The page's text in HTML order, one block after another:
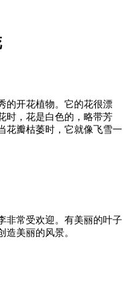
的开花植物。它的花很漂
时，花是白色的，略带芳
花瓣枯萎时，它就像飞雪一
非常受欢迎。有美丽的叶子
造美丽的风景。